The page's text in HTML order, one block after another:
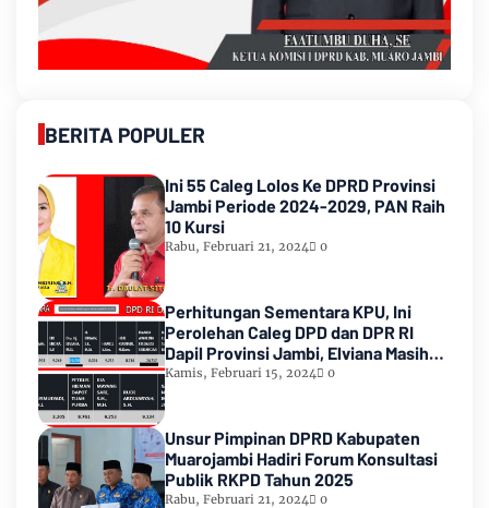
BERITA POPULER
Ini 55 Caleg Lolos Ke DPRD Provinsi
Jambi Periode 2024-2029, PAN Raih
10 Kursi
Rabu, Februari 21, 2024 0
Perhitungan Sementara KPU, Ini
Perolehan Caleg DPD dan DPR RI
Dapil Provinsi Jambi, Elviana Masih
Urutan Kedua Teratas
Kamis, Februari 15, 2024 0
Unsur Pimpinan DPRD Kabupaten
Muarojambi Hadiri Forum Konsultasi
Publik RKPD Tahun 2025
Rabu, Februari 21, 2024 0